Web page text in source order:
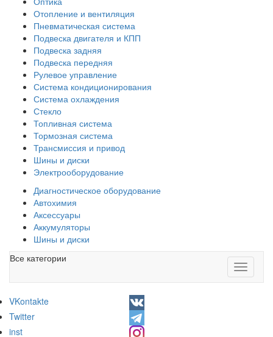
Отопление и вентиляция
Пневматическая система
Подвеска двигателя и КПП
Подвеска задняя
Подвеска передняя
Рулевое управление
Система кондиционирования
Система охлаждения
Стекло
Топливная система
Тормозная система
Трансмиссия и привод
Шины и диски
Электрооборудование
Диагностическое оборудование
Автохимия
Аксессуары
Аккумуляторы
Шины и диски
Toggle
Все категории
VKontakte
Twitter
inst